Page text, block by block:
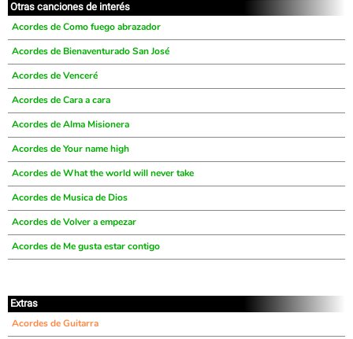
Otras canciones de interés
Acordes de Como fuego abrazador
Acordes de Bienaventurado San José
Acordes de Venceré
Acordes de Cara a cara
Acordes de Alma Misionera
Acordes de Your name high
Acordes de What the world will never take
Acordes de Musica de Dios
Acordes de Volver a empezar
Acordes de Me gusta estar contigo
Extras
Acordes de Guitarra